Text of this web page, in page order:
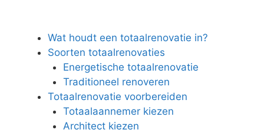
Wat houdt een totaalrenovatie in?
Soorten totaalrenovaties
Energetische totaalrenovatie
Traditioneel renoveren
Totaalrenovatie voorbereiden
Totaalaannemer kiezen
Architect kiezen